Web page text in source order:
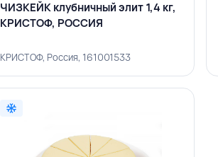
ЧИЗКЕЙК клубничный элит 1,4 кг,
КРИСТОФ, РОССИЯ
КРИСТОФ, Россия, 161001533